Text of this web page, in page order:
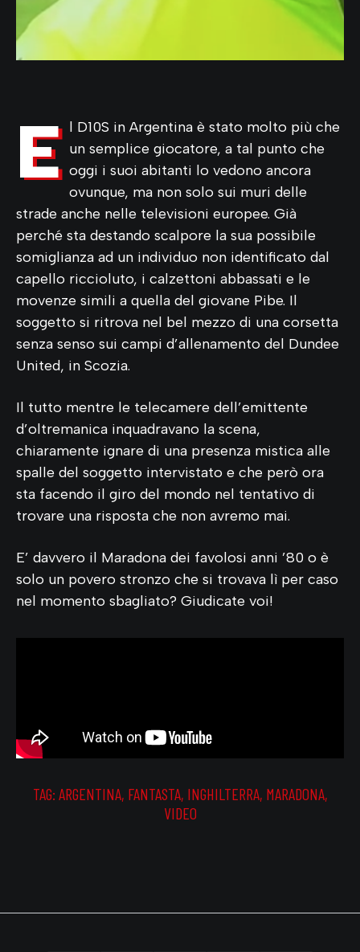
E l D10S in Argentina è stato molto più che
un semplice giocatore, a tal punto che
oggi i suoi abitanti lo vedono ancora
ovunque, ma non solo sui muri delle
strade anche nelle televisioni europee. Già
perché sta destando scalpore la sua possibile
somiglianza ad un individuo non identificato dal
capello riccioluto, i calzettoni abbassati e le
movenze simili a quella del giovane Pibe. Il
soggetto si ritrova nel bel mezzo di una corsetta
senza senso sui campi d’allenamento del Dundee
United, in Scozia.
Il tutto mentre le telecamere dell’emittente
d’oltremanica inquadravano la scena,
chiaramente ignare di una presenza mistica alle
spalle del soggetto intervistato e che però ora
sta facendo il giro del mondo nel tentativo di
trovare una risposta che non avremo mai.
E’ davvero il Maradona dei favolosi anni ’80 o è
solo un povero stronzo che si trovava lì per caso
nel momento sbagliato? Giudicate voi!
TAG: ARGENTINA, FANTASTA, INGHILTERRA, MARADONA,
VIDEO